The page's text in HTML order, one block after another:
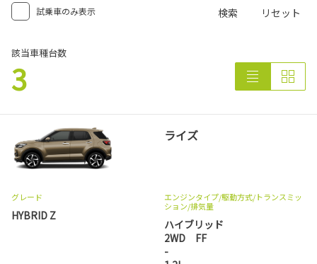
試乗車のみ表示 検索 リセット
該当車種台数
3
ライズ
グレード
HYBRID Z
エンジンタイプ/駆動方式/トランスミッ
ション/排気量
ハイブリッド
2WD FF
-